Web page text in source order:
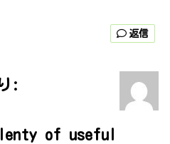
返信
:
of useful